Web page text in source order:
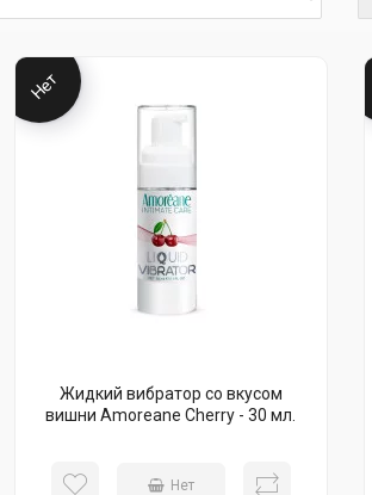
Нет
Жидкий вибратор со вкусом
вишни Amoreane Cherry - 30 мл.
Нет